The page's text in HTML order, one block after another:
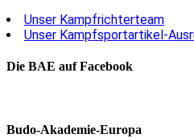
Unser Kampfrichterteam
Unser Kampfsportartikel-
Die BAE auf Facebook
Budo-Akademie-Europa